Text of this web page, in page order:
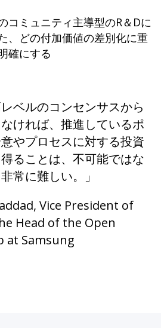
コミュニティ主導型のR＆Dに
、どの付加価値の差別化に重
確にする
レベルのコンセンサスから
ければ、推進しているポ
やプロセスに対する投資
ることは、不可能ではな
常に難しい。」
Vice President of
Head of the Open
at Samsung